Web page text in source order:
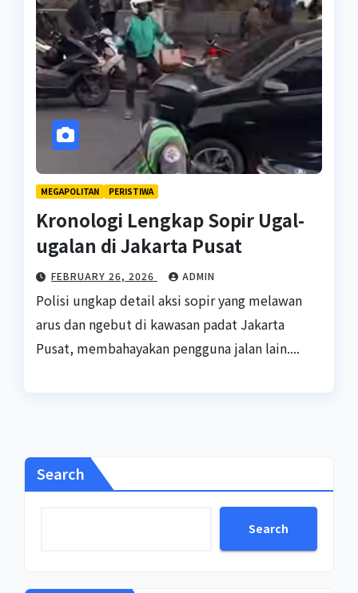
MEGAPOLITAN PERISTIWA
Kronologi Lengkap Sopir Ugal-
ugalan di Jakarta Pusat
FEBRUARY 26, 2026 ADMIN
Polisi ungkap detail aksi sopir yang melawan
arus dan ngebut di kawasan padat Jakarta
Pusat, membahayakan pengguna jalan lain....
Search
Search